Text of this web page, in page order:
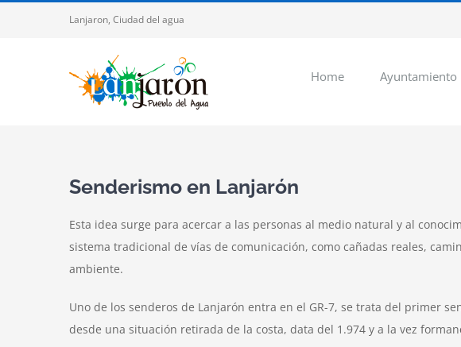
Lanjaron, Ciudad del agua
Home Ayuntamiento
Senderismo en Lanjarón
Esta idea surge para acercar a las personas al medio natural y al
sistema tradicional de vías de comunicación, como cañadas reales,
ambiente.
Uno de los senderos de Lanjarón entra en el GR-7, se trata del primer
desde una situación retirada de la costa, data del 1.974 y a la vez